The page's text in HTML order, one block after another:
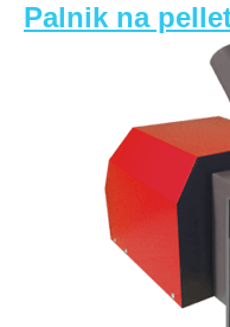
Palnik na